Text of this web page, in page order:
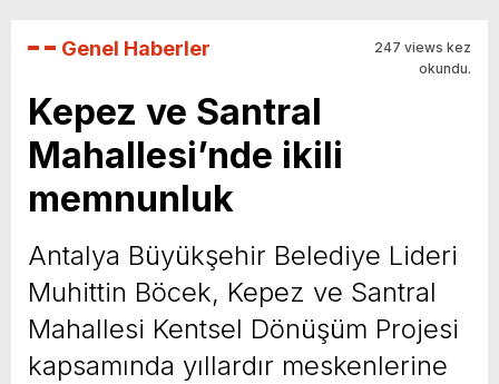
Genel Haberler
247 views kez
okundu.
Kepez ve Santral
Mahallesi’nde ikili
memnunluk
Antalya Büyükşehir Belediye Lideri
Muhittin Böcek, Kepez ve Santral
Mahallesi Kentsel Dönüşüm Projesi
kapsamında yıllardır meskenlerine